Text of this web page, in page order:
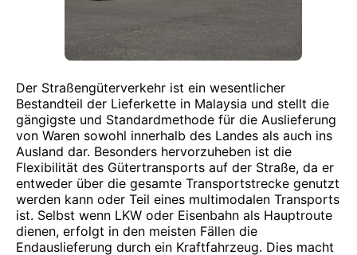
Der Straßengüterverkehr ist ein wesentlicher
Bestandteil der Lieferkette in Malaysia und stellt die
gängigste und Standardmethode für die Auslieferung
von Waren sowohl innerhalb des Landes als auch ins
Ausland dar. Besonders hervorzuheben ist die
Flexibilität des Gütertransports auf der Straße, da er
entweder über die gesamte Transportstrecke genutzt
werden kann oder Teil eines multimodalen Transports
ist. Selbst wenn LKW oder Eisenbahn als Hauptroute
dienen, erfolgt in den meisten Fällen die
Endauslieferung durch ein Kraftfahrzeug. Dies macht